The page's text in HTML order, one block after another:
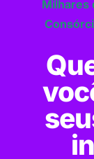
Milhares